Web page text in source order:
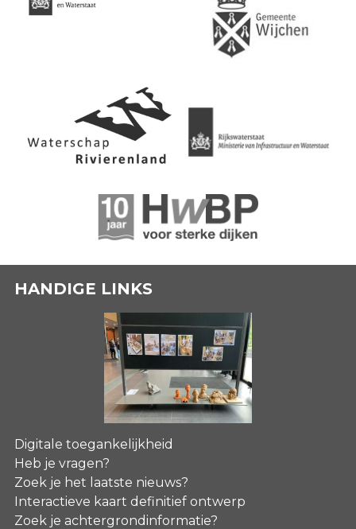
HANDIGE LINKS
Digitale toegankelijkheid
Heb je vragen?
Zoek je het laatste nieuws?
Interactieve kaart definitief ontwerp
Zoek je achtergrondinformatie?